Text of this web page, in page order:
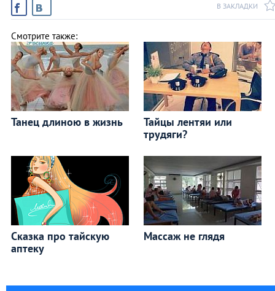
В ЗАКЛАДКИ
Смотрите также:
Танец длиною в жизнь
Тайцы лентяи или
трудяги?
Сказка про тайскую
аптеку
Массаж не глядя